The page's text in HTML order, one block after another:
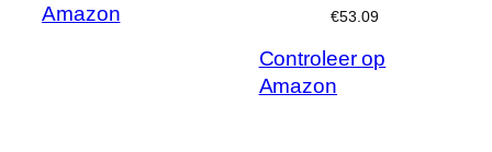
Amazon
€53.09
Controleer op
Amazon